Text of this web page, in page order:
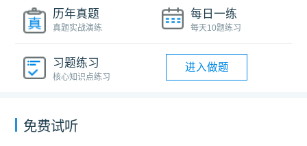
历年真题
真题实战演练
每日一练
每天10题练习
习题练习
核心知识点练习
进入做题
免费试听